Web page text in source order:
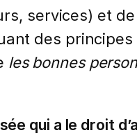
services) et de
des
les bonnes
qui a le droit